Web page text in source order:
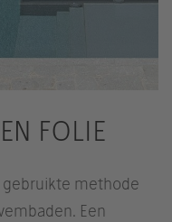
FOLIE
gebruikte methode
Een